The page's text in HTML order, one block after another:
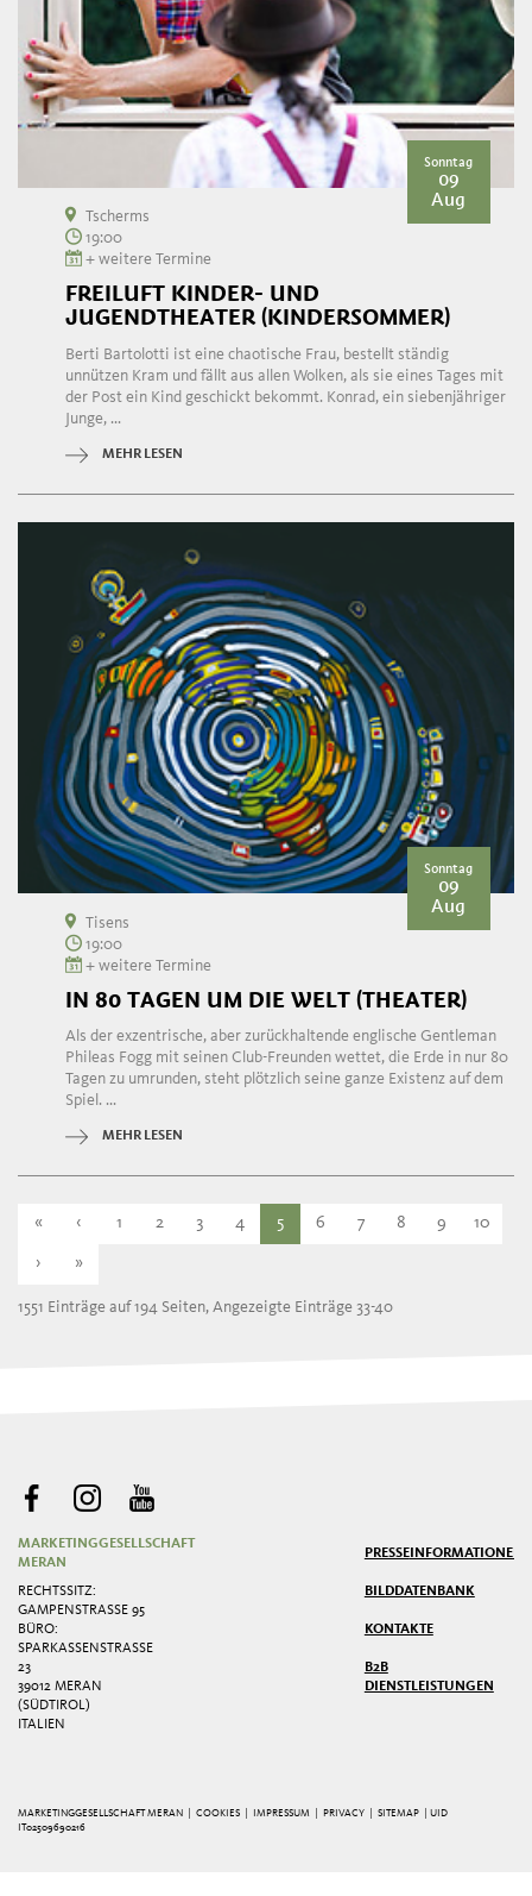
Sonntag
09
Aug
Tscherms
19:00
+ weitere Termine
FREILUFT KINDER- UND
JUGENDTHEATER (KINDERSOMMER)
Berti Bartolotti ist eine chaotische Frau, bestellt ständig
unnützen Kram und fällt aus allen Wolken, als sie eines Tages mit
der Post ein Kind geschickt bekommt. Konrad, ein siebenjähriger
Junge, ...
MEHR LESEN
Sonntag
09
Aug
Tisens
19:00
+ weitere Termine
IN 80 TAGEN UM DIE WELT (THEATER)
Als der exzentrische, aber zurückhaltende englische Gentleman
Phileas Fogg mit seinen Club-Freunden wettet, die Erde in nur 80
Tagen zu umrunden, steht plötzlich seine ganze Existenz auf dem
Spiel. ...
MEHR LESEN
« ‹ 1 2 3 4 5 6 7 8 9 10
› »
1551 Einträge auf 194 Seiten, Angezeigte Einträge 33-40
MARKETINGGESELLSCHAFT
MERAN
RECHTSSITZ:
GAMPENSTRASSE 95
BÜRO:
SPARKASSENSTRASSE 2
3
39012 MERAN
(SÜDTIROL)
ITALIEN
PRESSEINFORMATIONEN
BILDDATENBANK
KONTAKTE
B2B
DIENSTLEISTUNGEN
MARKETINGGESELLSCHAFT MERAN | COOKIES IMPRESSUM PRIVACY |SITEMAP
| UID
IT02509690216